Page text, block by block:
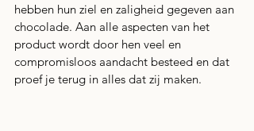
hebben hun ziel en zaligheid gegeven aan
chocolade. Aan alle aspecten van het
product wordt door hen veel en
compromisloos aandacht besteed en dat
proef je terug in alles dat zij maken.